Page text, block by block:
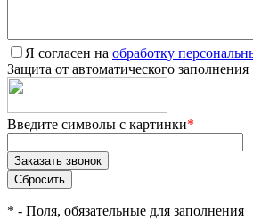
Я согласен на обработку
Защита от автоматического заполнения
Введите символы с картинки*
* - Поля, обязательные для заполнения